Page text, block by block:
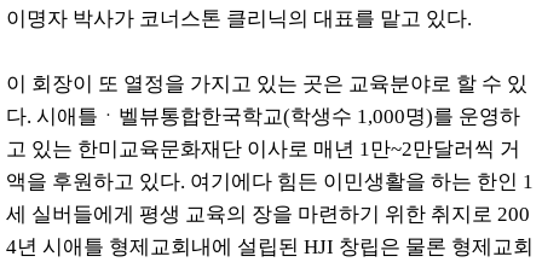
이명자 박사가 코너스톤 클리닉의 대표를 맡고 있다.
이 회장이 또 열정을 가지고 있는 곳은 교육분야로 할 수 있
다. 시애틀ㆍ벨뷰통합한국학교(학생수 1,000명)를 운영하
고 있는 한미교육문화재단 이사로 매년 1만~2만달러씩 거
액을 후원하고 있다. 여기에다 힘든 이민생활을 하는 한인 1
세 실버들에게 평생 교육의 장을 마련하기 위한 취지로 200
4년 시애틀 형제교회내에 설립된 HJI 창립은 물론 형제교회